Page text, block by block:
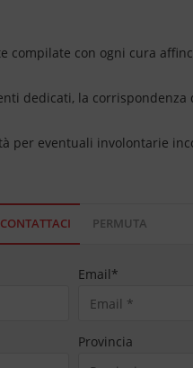
compilate con ogni cura
dedicati, la corrispondenza
per eventuali involontarie
CONTATTACI PERMUTA
Email*
Provincia